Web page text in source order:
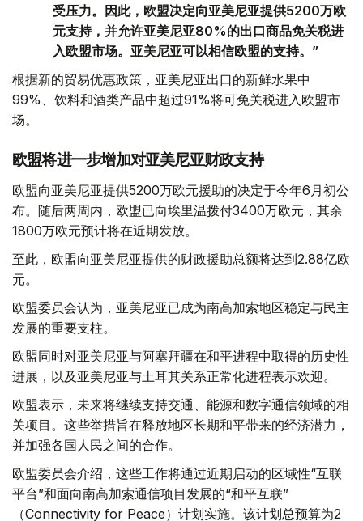
受压力。因此，欧盟决定向亚美尼亚提供5200万欧
元支持，并允许亚美尼亚80%的出口商品免关税进
入欧盟市场。亚美尼亚可以相信欧盟的支持。”
根据新的贸易优惠政策，亚美尼亚出口的新鲜水果中
99%、饮料和酒类产品中超过91%将可免关税进入欧盟市
场。
欧盟将进一步增加对亚美尼亚财政支持
欧盟向亚美尼亚提供5200万欧元援助的决定于今年6月初公
布。随后两周内，欧盟已向埃里温拨付3400万欧元，其余
1800万欧元预计将在近期发放。
至此，欧盟向亚美尼亚提供的财政援助总额将达到2.88亿欧
元。
欧盟委员会认为，亚美尼亚已成为南高加索地区稳定与民主
发展的重要支柱。
欧盟同时对亚美尼亚与阿塞拜疆在和平进程中取得的历史性
进展，以及亚美尼亚与土耳其关系正常化进程表示欢迎。
欧盟表示，未来将继续支持交通、能源和数字通信领域的相
关项目。这些举措旨在释放地区长期和平带来的经济潜力，
并加强各国人民之间的合作。
欧盟委员会介绍，这些工作将通过近期启动的区域性“互联
平台”和面向南高加索通信项目发展的“和平互联”
（Connectivity for Peace）计划实施。该计划总预算为2